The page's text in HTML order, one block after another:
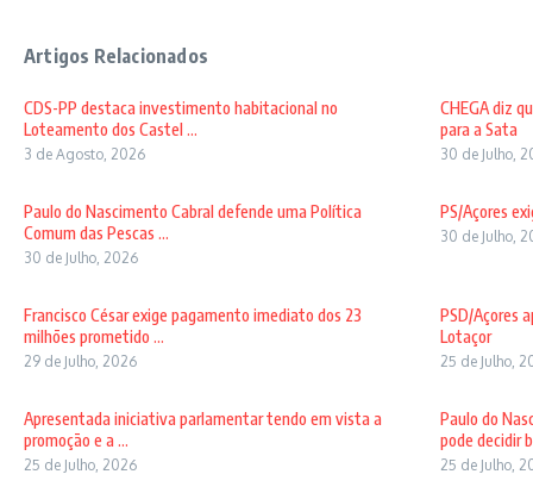
Artigos Relacionados
CDS-PP destaca investimento habitacional no
Loteamento dos Castel ...
3 de Agosto, 2026
CHEGA diz
para a Sata
30 de Julho,
Paulo do Nascimento Cabral defende uma Política
Comum das Pescas ...
30 de Julho, 2026
PS/Açores
30 de Julho,
Francisco César exige pagamento imediato dos 23
milhões prometido ...
29 de Julho, 2026
PSD/Açores
Lotaçor
25 de Julho,
Apresentada iniciativa parlamentar tendo em vista a
promoção e a ...
25 de Julho, 2026
Paulo do
pode decidir
25 de Julho,